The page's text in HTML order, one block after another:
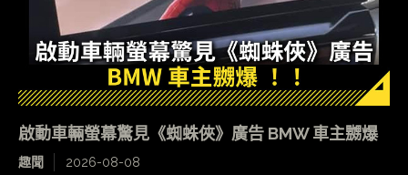
啟動車輛螢幕驚見《蜘蛛俠》廣告 BMW 車主嬲爆
趣聞 2026-08-08